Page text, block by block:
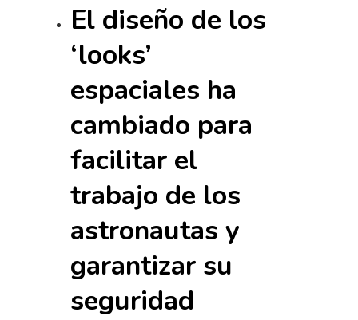
El diseño de los
‘looks’
espaciales ha
cambiado para
facilitar el
trabajo de los
astronautas y
garantizar su
seguridad